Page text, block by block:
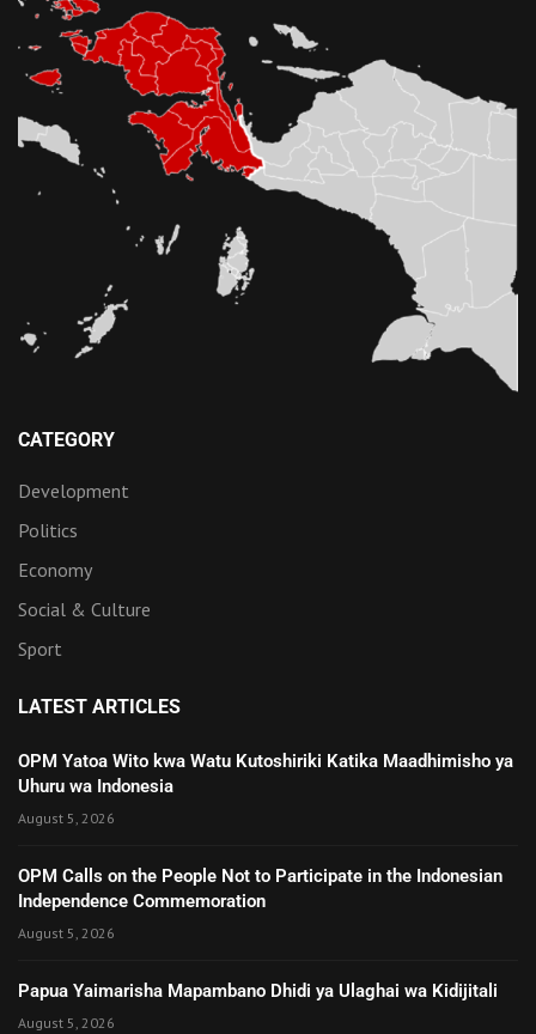
CATEGORY
Development
Politics
Economy
Social & Culture
Sport
LATEST ARTICLES
OPM Yatoa Wito kwa Watu Kutoshiriki Katika Maadhimisho ya
Uhuru wa Indonesia
August 5, 2026
OPM Calls on the People Not to Participate in the Indonesian
Independence Commemoration
August 5, 2026
Papua Yaimarisha Mapambano Dhidi ya Ulaghai wa Kidijitali
August 5, 2026